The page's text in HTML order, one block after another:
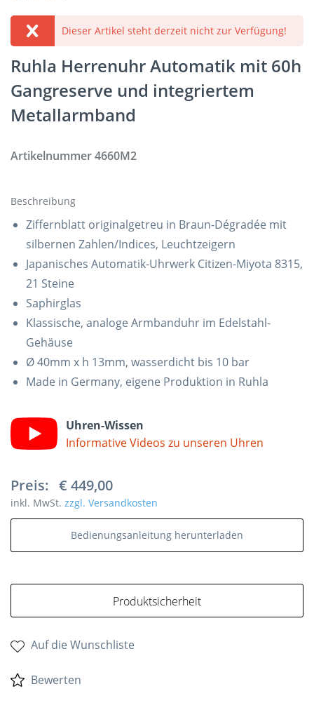
Dieser Artikel steht derzeit nicht zur Verfügung!
Ruhla Herrenuhr Automatik mit 60h
Gangreserve und integriertem
Metallarmband
Artikelnummer4660M2
Beschreibung
Ziffernblatt originalgetreu in Braun-Dégradée mit
silbernen Zahlen/Indices, Leuchtzeigern
Japanisches Automatik-Uhrwerk Citizen-Miyota 8315,
21 Steine
Saphirglas
Klassische, analoge Armbanduhr im Edelstahl-
Gehäuse
Ø 40mm x h 13mm, wasserdicht bis 10 bar
Made in Germany, eigene Produktion in Ruhla
Uhren-Wissen
Informative Videos zu unseren Uhren
Preis: € 449,00
inkl. MwSt. zzgl. Versandkosten
Bedienungsanleitung herunterladen
Produktsicherheit
Auf die Wunschliste
Bewerten